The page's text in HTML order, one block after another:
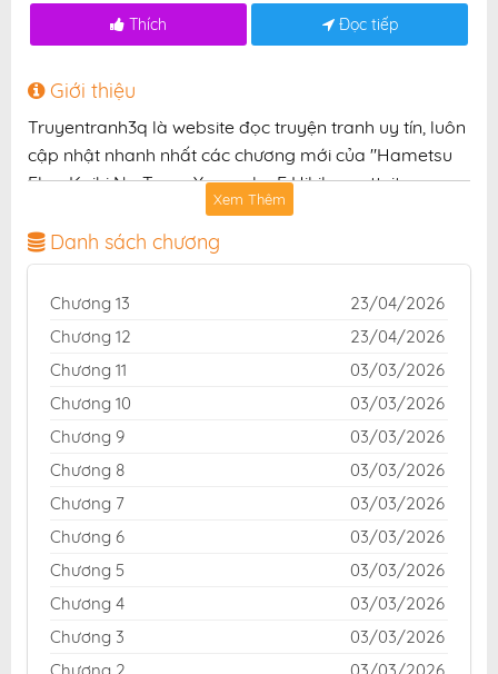
Thích Đọc tiếp
Giới thiệu
Truyentranh3q là website đọc truyện tranh uy tín, luôn
cập nhật nhanh nhất các chương mới của "Hametsu
Flag Kaihi No Tame Yamaoku E Hikikomotteita
Saikyou No Akuyaku Wa, Tasuketa Heroine Ni Yotte
Omotebutai E Tatasareru" với chất lượng hình ảnh sắc
nét, bản dịch chuẩn và giao diện thân thiện, mang đến
trải nghiệm đọc truyện hấp dẫn, tiện lợi, hoàn toàn
Xem Thêm
Danh sách chương
Chương 13
23/04/2026
Chương 12
23/04/2026
Chương 11
03/03/2026
Chương 10
03/03/2026
Chương 9
03/03/2026
Chương 8
03/03/2026
Chương 7
03/03/2026
Chương 6
03/03/2026
Chương 5
03/03/2026
Chương 4
03/03/2026
Chương 3
03/03/2026